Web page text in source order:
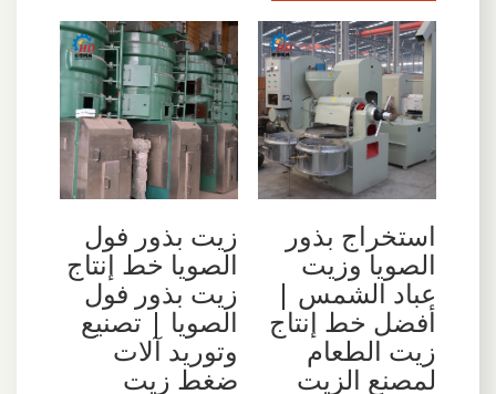
استخراج بذور
الصويا وزيت
عباد الشمس |
أفضل خط إنتاج
زيت الطعام
لمصنع الزيت
زيت بذور فول
الصويا خط إنتاج
زيت بذور فول
الصويا | تصنيع
وتوريد آلات
ضغط زيت